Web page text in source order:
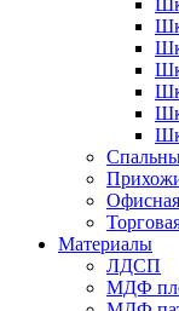
Материалы
ЛДСП
МДФ